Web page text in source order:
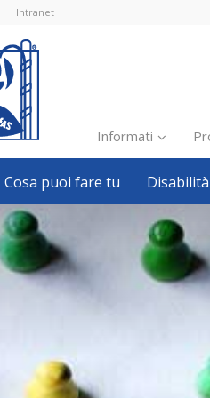
Intranet
Informati
Cosa puoi fare tu